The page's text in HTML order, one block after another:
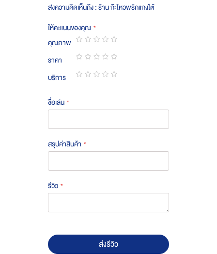
ส่งความคิดเห็นถึง : ร้าน ก๊ะไหวพริกแกงใต้
ให้คะแนนของคุณ
คุณภาพ
1
star
2
stars
3
stars
4
stars
5
stars
ราคา
1
star
2
stars
3
stars
4
stars
5
stars
บริการ
ชื่อเล่น
สรุปค่าสินค้า
รีวิว
ส่งรีวิว